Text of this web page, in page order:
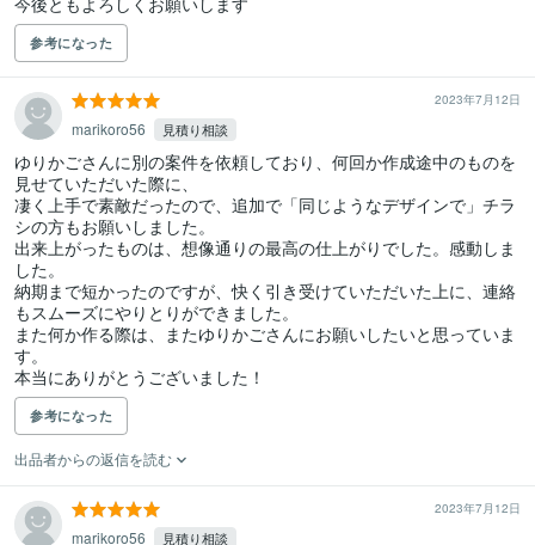
参考になった
2023年7月12日
marikoro56 見積り相談
ゆりかごさんに別の案件を依頼しており、何回か作成途中のものを
見せていただいた際に、
凄く上手で素敵だったので、追加で「同じようなデザインで」チラ
シの方もお願いしました。
出来上がったものは、想像通りの最高の仕上がりでした。感動しま
した。
納期まで短かったのですが、快く引き受けていただいた上に、連絡
もスムーズにやりとりができました。
また何か作る際は、またゆりかごさんにお願いしたいと思っていま
す。
本当にありがとうございました！
参考になった
出品者からの返信を読む
2023年7月12日
marikoro56 見積り相談